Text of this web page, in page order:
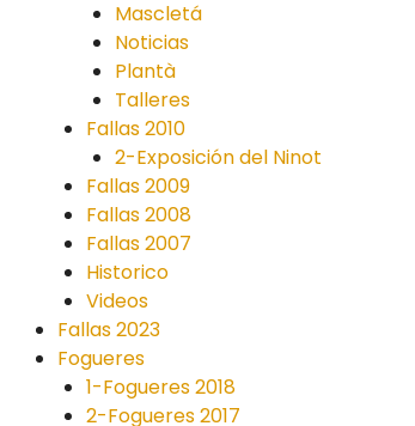
Mascletá
Noticias
Plantà
Talleres
Fallas 2010
2-Exposición del Ninot
Fallas 2009
Fallas 2008
Fallas 2007
Historico
Videos
Fallas 2023
Fogueres
1-Fogueres 2018
2-Fogueres 2017